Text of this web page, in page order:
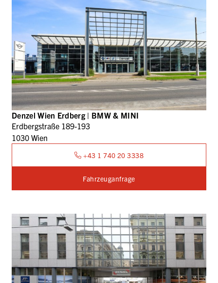
Denzel Wien Erdberg | BMW & MINI
Erdbergstraße 189-193
1030 Wien
+43 1 740 20 3338
Fahrzeuganfrage